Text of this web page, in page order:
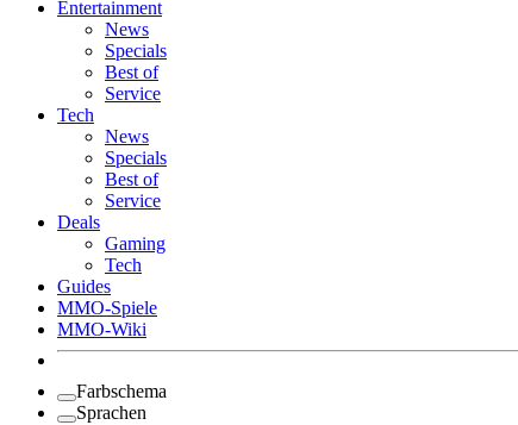
Entertainment
News
Specials
Best of
Service
Tech
News
Specials
Best of
Service
Deals
Gaming
Tech
Guides
MMO-Spiele
MMO-Wiki
Farbschema
Sprachen